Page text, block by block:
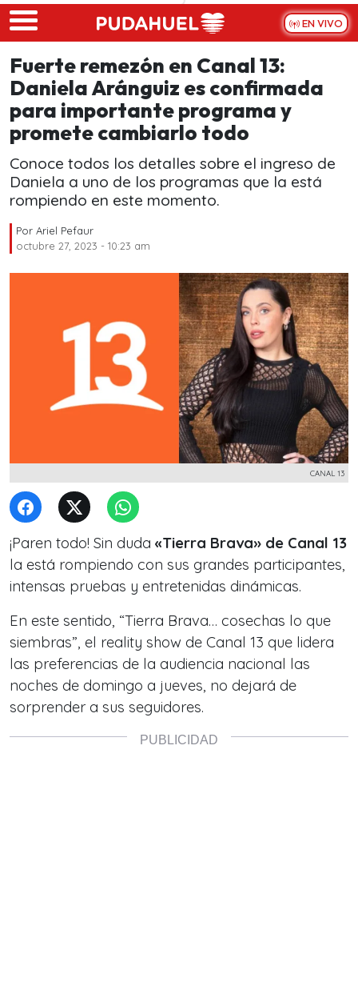
Skip to main content
EN VIVO
Fuerte remezón en Canal 13:
Daniela Aránguiz es confirmada
para importante programa y
promete cambiarlo todo
Conoce todos los detalles sobre el ingreso de
Daniela a uno de los programas que la está
rompiendo en este momento.
Por Ariel Pefaur
octubre 27, 2023 - 10:23 am
CANAL 13
¡Paren todo! Sin duda «Tierra Brava» de Canal 13
la está rompiendo con sus grandes participantes,
intensas pruebas y entretenidas dinámicas.
En este sentido, “Tierra Brava… cosechas lo que
siembras”, el reality show de Canal 13 que lidera
las preferencias de la audiencia nacional las
noches de domingo a jueves, no dejará de
sorprender a sus seguidores.